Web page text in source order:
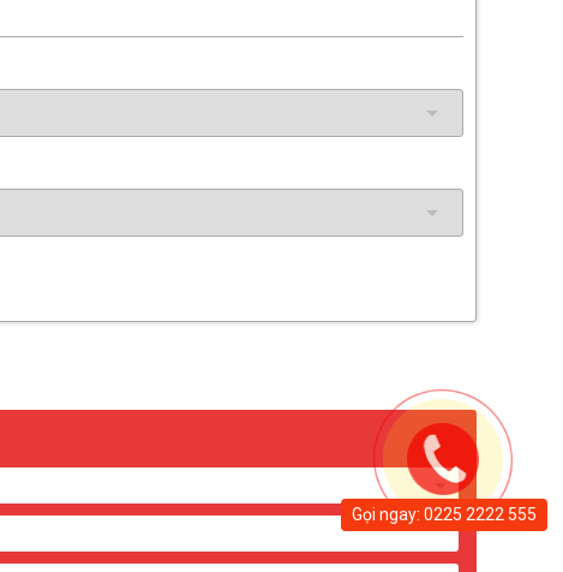
Gọi ngay: 0225 2222 555